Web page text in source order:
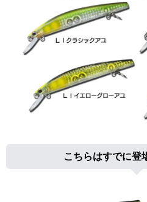
こちらはすでに登